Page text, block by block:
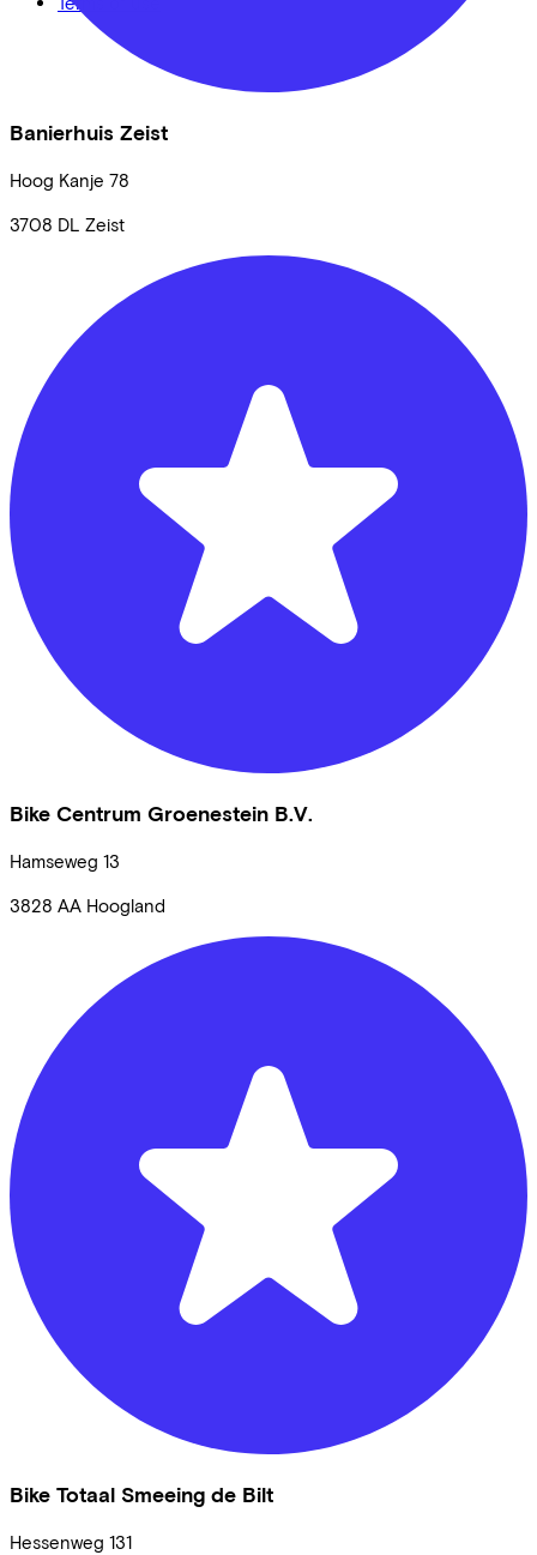
Banierhuis Zeist
Hoog Kanje 78
3708 DL Zeist
Bike Centrum Groenestein B.V.
Hamseweg 13
3828 AA Hoogland
Bike Totaal Smeeing de Bilt
Hessenweg 131